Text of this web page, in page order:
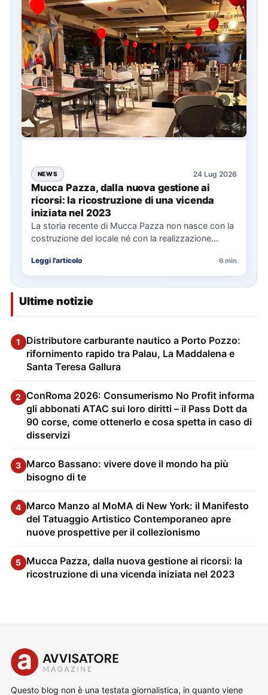
NEWS 24 Lug 2026
Mucca Pazza, dalla nuova gestione ai
ricorsi: la ricostruzione di una vicenda
iniziata nel 2023
La storia recente di Mucca Pazza non nasce con la
costruzione del locale né con la realizzazione
Leggi l'articolo 6 min
Ultime notizie
1
Distributore carburante nautico a Porto Pozzo:
rifornimento rapido tra Palau, La Maddalena e
Santa Teresa Gallura
2 ConRoma 2026: Consumerismo No Profit informa
gli abbonati ATAC sui loro diritti – il Pass Dott da
90 corse, come ottenerlo e cosa spetta in caso di
disservizi
3 Marco Bassano: vivere dove il mondo ha più
bisogno di te
4 Marco Manzo al MoMA di New York: il Manifesto
del Tatuaggio Artistico Contemporaneo apre
nuove prospettive per il collezionismo
5 Mucca Pazza, dalla nuova gestione ai ricorsi: la
ricostruzione di una vicenda iniziata nel 2023
Questo blog non è una testata giornalistica, in quanto viene